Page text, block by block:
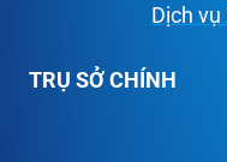
Dịch
TRỤ SỞ CHÍNH